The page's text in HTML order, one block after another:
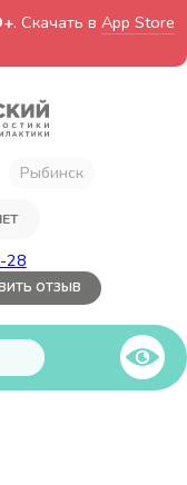
. Скачать в App Store
Рыбинск
28
ОТЗЫВ